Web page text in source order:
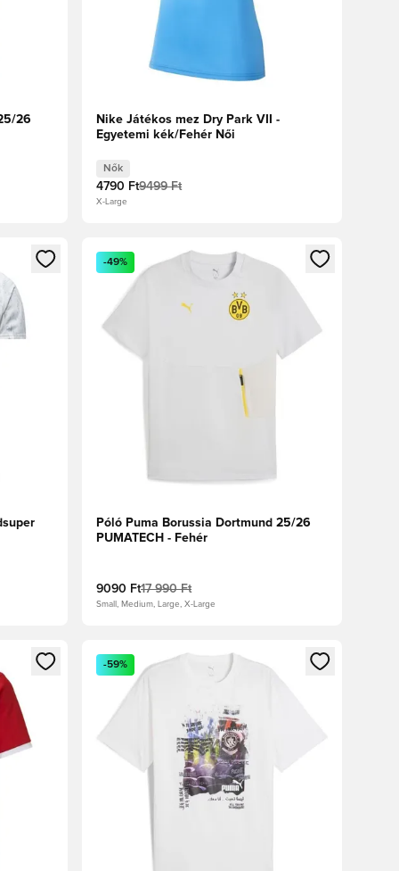
26
Nike Játékos mez Dry Park VII -
Egyetemi kék/Fehér Női
Nők
4790 Ft9499 Ft
X-Large
vagy a tagként való regisztrációhoz
Megnyit egy modált a bejelentkezéshez vagy a
-49%
Póló Puma Borussia Dortmund 25/26
PUMATECH - Fehér
9090 Ft17 990 Ft
Small, Medium, Large, X-Large
vagy a tagként való regisztrációhoz
Megnyit egy modált a bejelentkezéshez vagy a
-59%